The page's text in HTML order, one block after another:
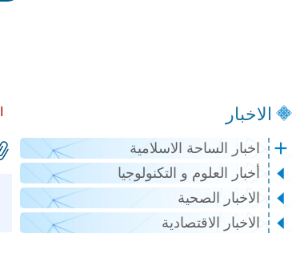
الاخبار
اخبار الساحة الاسلامية
أخبار العلوم و التكنولوجيا
الاخبار الصحية
الاخبار الاقتصادية